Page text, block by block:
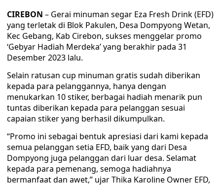
CIREBON – Gerai minuman segar Eza Fresh Drink (EFD)
yang terletak di Blok Pakulen, Desa Dompyong Wetan,
Kec Gebang, Kab Cirebon, sukses menggelar promo
‘Gebyar Hadiah Merdeka’ yang berakhir pada 31
Desember 2023 lalu.
Selain ratusan cup minuman gratis sudah diberikan
kepada para pelanggannya, hanya dengan
menukarkan 10 stiker, berbagai hadiah menarik pun
tuntas diberikan kepada para pelanggan sesuai
capaian stiker yang berhasil dikumpulkan.
“Promo ini sebagai bentuk apresiasi dari kami kepada
semua pelanggan setia EFD, baik yang dari Desa
Dompyong juga pelanggan dari luar desa. Selamat
kepada para pemenang, semoga hadiahnya
bermanfaat dan awet,” ujar Thika Karoline Owner EFD,